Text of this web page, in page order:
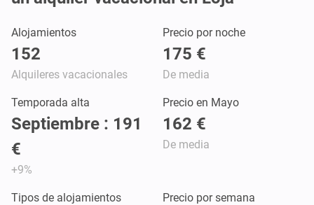
Alojamientos
152
Alquileres vacacionales
Precio por noche
175 €
De media
Temporada alta
Septiembre : 191
€
+9%
Precio en Mayo
162 €
De media
Tipos de alojamientos Precio por semana